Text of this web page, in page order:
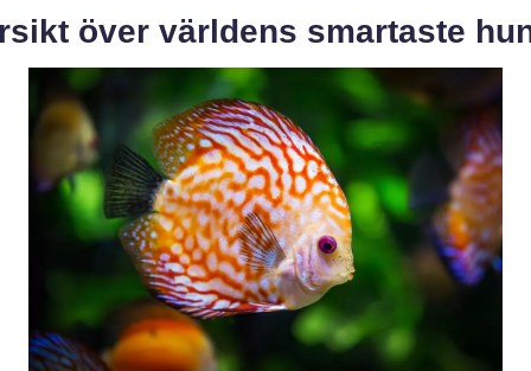
över världens smartaste